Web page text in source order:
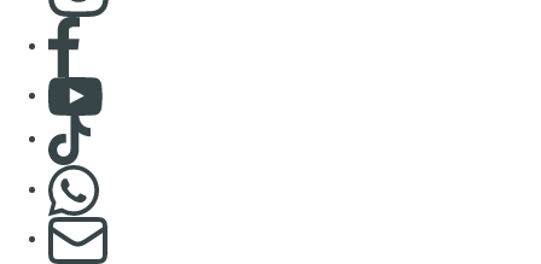
Consulter page Facebook
Consulter Youtube
Consulter TikTok
S'abonner à notre newsletter